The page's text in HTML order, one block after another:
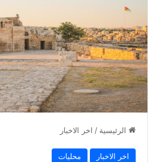
الرئيسية / اخر الاخبار
اخر الاخبار محليات